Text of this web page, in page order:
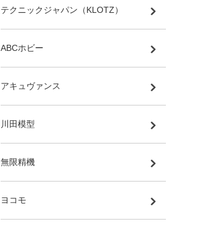
テクニックジャパン（KLOTZ）
ABCホビー
アキュヴァンス
川田模型
無限精機
ヨコモ